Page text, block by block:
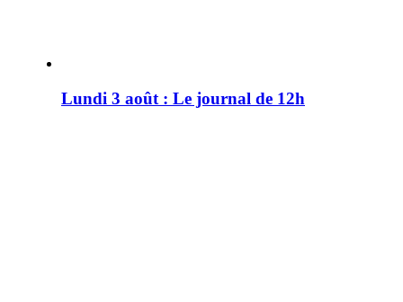
Lundi 3 août : Le journal de 12h